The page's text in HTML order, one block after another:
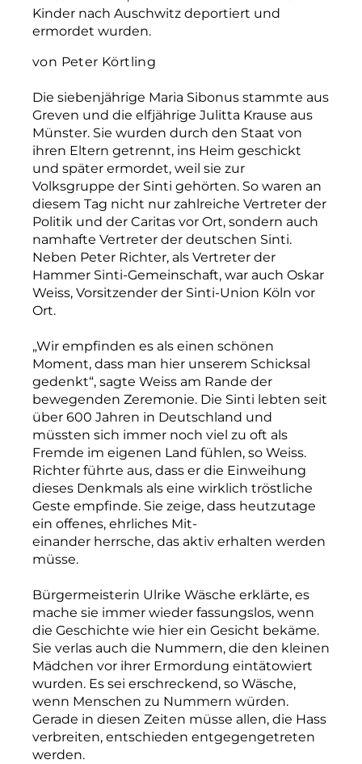
Kinder nach Auschwitz deportiert und
ermordet wurden.
von Peter Körtling
Die siebenjährige Maria Sibonus stammte aus
Greven und die elfjährige Julitta Krause aus
Münster. Sie wurden durch den Staat von
ihren Eltern getrennt, ins Heim geschickt
und später ermordet, weil sie zur
Volksgruppe der Sinti gehörten. So waren an
diesem Tag nicht nur zahlreiche Vertreter der
Politik und der Caritas vor Ort, sondern auch
namhafte Vertreter der deutschen Sinti.
Neben Peter Richter, als Vertreter der
Hammer Sinti-Gemeinschaft, war auch Oskar
Weiss, Vorsitzender der Sinti-Union Köln vor
Ort.
„Wir empfinden es als einen schönen
Moment, dass man hier unserem Schicksal
gedenkt“, sagte Weiss am Rande der
bewegenden Zeremonie. Die Sinti lebten seit
über 600 Jahren in Deutschland und
müssten sich immer noch viel zu oft als
Fremde im eigenen Land fühlen, so Weiss.
Richter führte aus, dass er die Einweihung
dieses Denkmals als eine wirklich tröstliche
Geste empfinde. Sie zeige, dass heutzutage
ein offenes, ehrliches Mit-
einander herrsche, das aktiv erhalten werden
müsse.
Bürgermeisterin Ulrike Wäsche erklärte, es
mache sie immer wieder fassungslos, wenn
die Geschichte wie hier ein Gesicht bekäme.
Sie verlas auch die Nummern, die den kleinen
Mädchen vor ihrer Ermordung eintätowiert
wurden. Es sei erschreckend, so Wäsche,
wenn Menschen zu Nummern würden.
Gerade in diesen Zeiten müsse allen, die Hass
verbreiten, entschieden entgegengetreten
werden.